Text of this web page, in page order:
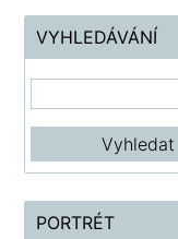
VYHLEDÁVÁNÍ
PORTRÉT